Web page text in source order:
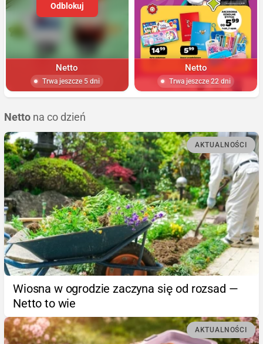
Odblokuj
Netto
Trwa jeszcze 5 dni
Netto
Trwa jeszcze 22 dni
Netto na co dzień
AKTUALNOŚCI
Wiosna w ogrodzie zaczyna się od rozsad —
Netto to wie
AKTUALNOŚCI